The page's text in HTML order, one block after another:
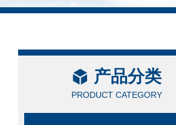
产品分类
PRODUCT CATEGORY